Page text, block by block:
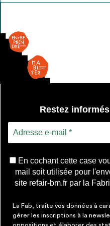
* Attention, l’ajout des
vaut aucunement réservation.
FAQ
Restez
En cochant cette case
mail soit utilisée pour
site refair-bm.fr par la
La Fab, traite vos données à
gérer les inscriptions à la